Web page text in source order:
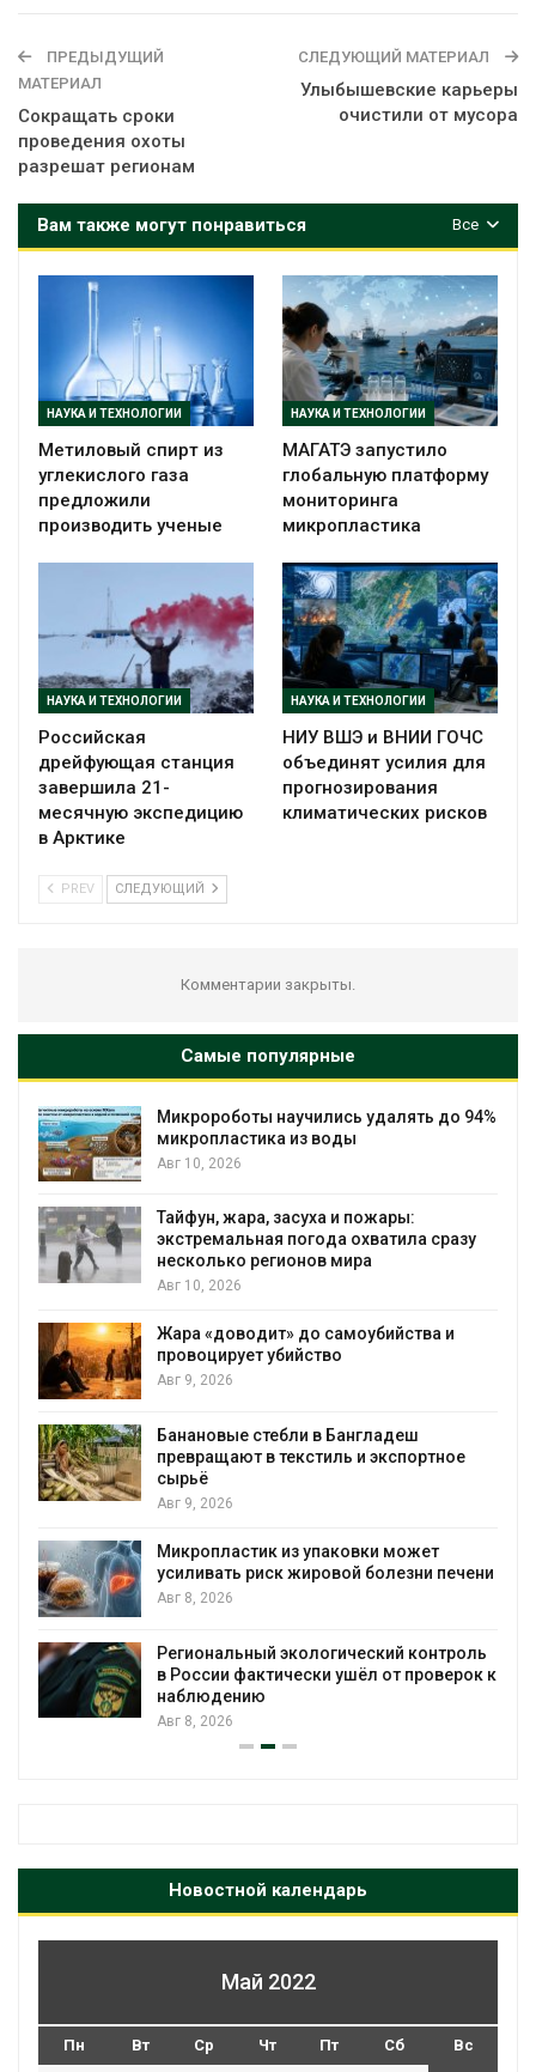
ПРЕДЫДУЩИЙ
МАТЕРИАЛ
Сокращать сроки
проведения охоты
разрешат регионам
СЛЕДУЮЩИЙ МАТЕРИАЛ
Улыбышевские карьеры
очистили от мусора
Все
Вам также могут понравиться
НАУКА И ТЕХНОЛОГИИ
Метиловый спирт из
углекислого газа
предложили
производить ученые
НАУКА И ТЕХНОЛОГИИ
МАГАТЭ запустило
глобальную платформу
мониторинга
микропластика
НАУКА И ТЕХНОЛОГИИ
Российская
дрейфующая станция
завершила 21-
месячную экспедицию
в Арктике
НАУКА И ТЕХНОЛОГИИ
НИУ ВШЭ и ВНИИ ГОЧС
объединят усилия для
прогнозирования
климатических рисков
PREV СЛЕДУЮЩИЙ
Комментарии закрыты.
Самые популярные
Микророботы научились удалять до 94%
микропластика из воды
Авг 10, 2026
Тайфун, жара, засуха и пожары:
экстремальная погода охватила сразу
несколько регионов мира
Авг 10, 2026
Жара «доводит» до самоубийства и
провоцирует убийство
Авг 9, 2026
Банановые стебли в Бангладеш
превращают в текстиль и экспортное
сырьё
Авг 9, 2026
Микропластик из упаковки может
усиливать риск жировой болезни печени
Авг 8, 2026
Региональный экологический контроль
в России фактически ушёл от проверок к
наблюдению
Авг 8, 2026
Новостной календарь
Май 2022
Пн Вт Ср Чт Пт Сб Вс